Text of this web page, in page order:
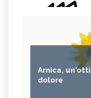
Arnica,
dolore